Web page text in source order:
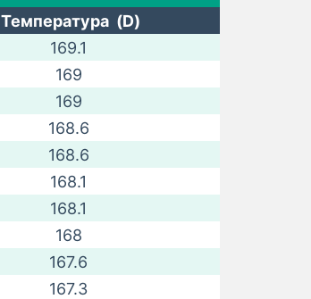
Температура (D)
169.1
169
169
168.6
168.6
168.1
168.1
168
167.6
167.3